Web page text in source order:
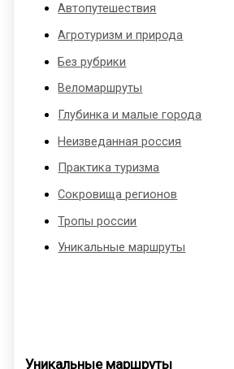
Автопутешествия
Агротуризм и природа
Без рубрики
Веломаршруты
Глубинка и малые города
Неизведанная россия
Практика туризма
Сокровища регионов
Тропы россии
Уникальные маршруты
Уникальные маршруты